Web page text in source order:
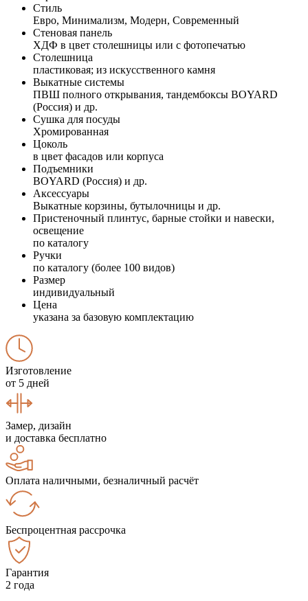
Стиль
Евро, Минимализм, Модерн, Современный
Стеновая панель
ХДФ в цвет столешницы или с фотопечатью
Столешница
пластиковая; из искусственного камня
Выкатные системы
ПВШ полного открывания, тандембоксы BOYARD
(Россия) и др.
Сушка для посуды
Хромированная
Цоколь
в цвет фасадов или корпуса
Подъемники
BOYARD (Россия) и др.
Аксессуары
Выкатные корзины, бутылочницы и др.
Пристеночный плинтус, барные стойки и навески,
освещение
по каталогу
Ручки
по каталогу (более 100 видов)
Размер
индивидуальный
Цена
указана за базовую комплектацию
Изготовление
от 5 дней
Замер, дизайн
и доставка бесплатно
Оплата наличными, безналичный расчёт
Беспроцентная рассрочка
Гарантия
2 года